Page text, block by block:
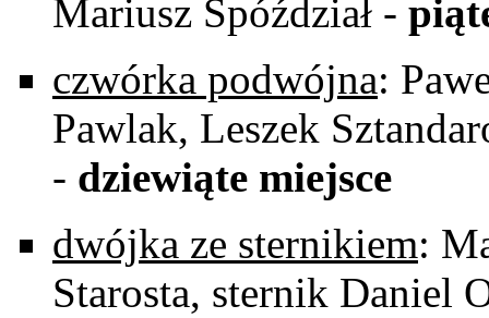
Mariusz Spóździał -
czwórka podwójna:
Pawlak, Leszek
- dziewiąte miejsce
dwójka ze sternikiem:
Starosta, sternik Daniel